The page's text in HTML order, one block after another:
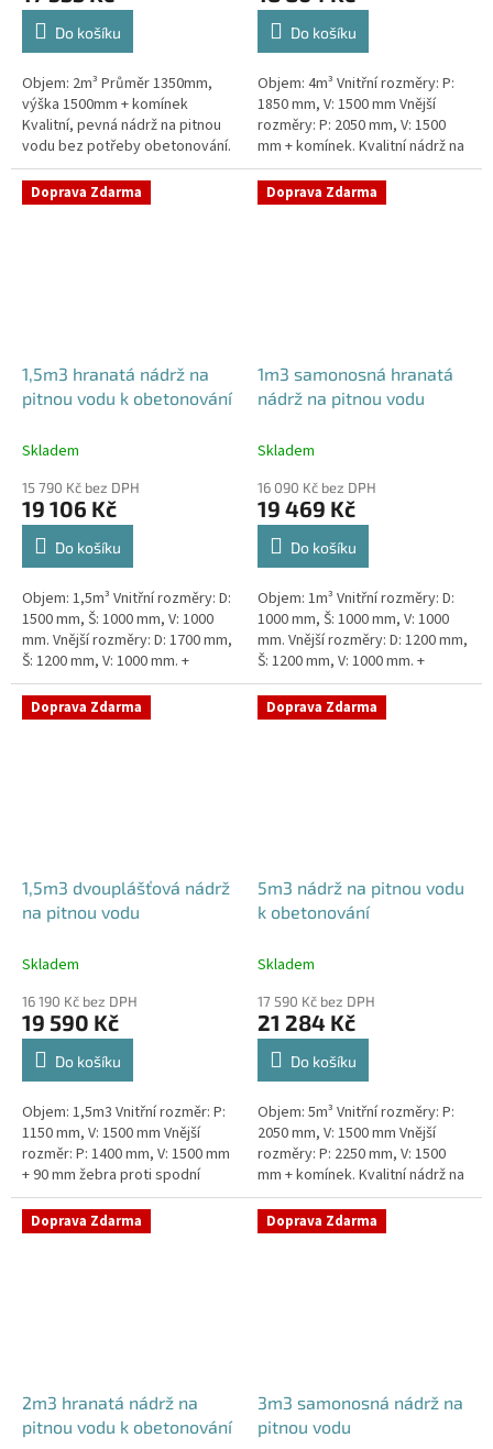
Do košíku
Objem: 2m³ Průměr 1350mm,
výška 1500mm + komínek
Kvalitní, pevná nádrž na pitnou
vodu bez potřeby obetonování.
Průměr a umístění všech
prostupů pro potrubí a hadice
specifikujte...
Do košíku
Objem: 4m³ Vnitřní rozměry: P:
1850 mm, V: 1500 mm Vnější
rozměry: P: 2050 mm, V: 1500
mm + komínek. Kvalitní nádrž na
pitnou vodu pod parkovací
stání. Průměr a umístění všech...
Doprava Zdarma
1,5m3 hranatá nádrž na
pitnou vodu k obetonování
Skladem
15 790 Kč bez DPH
19 106 Kč
Do košíku
Objem: 1,5m³ Vnitřní rozměry: D:
1500 mm, Š: 1000 mm, V: 1000
mm. Vnější rozměry: D: 1700 mm,
Š: 1200 mm, V: 1000 mm. +
komínek. Kvalitní nádrž na pitnou
vodu pod parkovací...
Doprava Zdarma
1m3 samonosná hranatá
nádrž na pitnou vodu
Skladem
16 090 Kč bez DPH
19 469 Kč
Do košíku
Objem: 1m³ Vnitřní rozměry: D:
1000 mm, Š: 1000 mm, V: 1000
mm. Vnější rozměry: D: 1200 mm,
Š: 1200 mm, V: 1000 mm. +
komínek Kvalitní, pevná nádrž na
pitnou vodu bez...
Doprava Zdarma
1,5m3 dvouplášťová nádrž
na pitnou vodu
Skladem
16 190 Kč bez DPH
19 590 Kč
Do košíku
Objem: 1,5m3 Vnitřní rozměr: P:
1150 mm, V: 1500 mm Vnější
rozměr: P: 1400 mm, V: 1500 mm
+ 90 mm žebra proti spodní
vodě + komínek Kvalitní nádrž na
pitnou vodu do míst vysokou...
Doprava Zdarma
5m3 nádrž na pitnou vodu
k obetonování
Skladem
17 590 Kč bez DPH
21 284 Kč
Do košíku
Objem: 5m³ Vnitřní rozměry: P:
2050 mm, V: 1500 mm Vnější
rozměry: P: 2250 mm, V: 1500
mm + komínek. Kvalitní nádrž na
pitnou vodu pod parkovací
stání. Průměr a umístění všech...
Doprava Zdarma
2m3 hranatá nádrž na
pitnou vodu k obetonování
Doprava Zdarma
3m3 samonosná nádrž na
pitnou vodu